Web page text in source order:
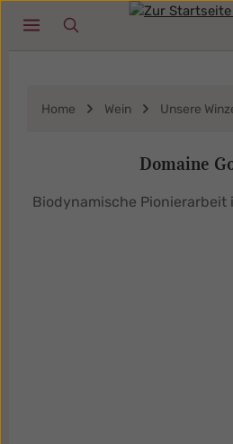
Zum Hauptinhalt springen
Home Wein Unsere
Domaine
Biodynamische Pionierarbeit